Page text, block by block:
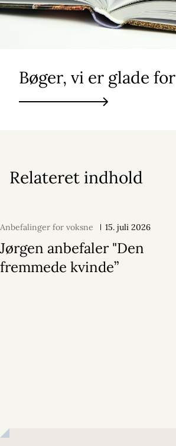
Bøger, vi er glade for
Relateret indhold
Anbefalinger for voksne 15. juli 2026
Jørgen anbefaler "Den
fremmede kvinde”